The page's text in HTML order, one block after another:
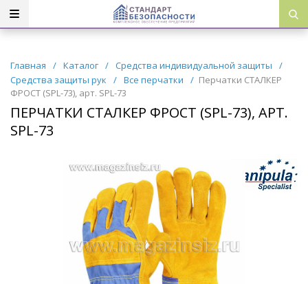
Главная / Каталог / Средства индивидуальной защиты
/
Средства защиты рук
/ Все перчатки / Перчатки СТАЛКЕР
ФРОСТ (SPL-73), арт. SPL-73
ПЕРЧАТКИ СТАЛКЕР ФРОСТ (SPL-73), АРТ.
SPL-73